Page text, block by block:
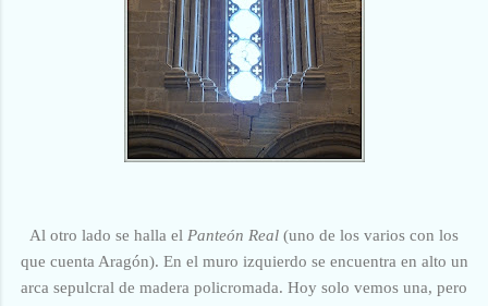
Al otro lado se halla el Panteón Real (uno de los varios con los
que cuenta Aragón). En el muro izquierdo se encuentra en alto un
arca sepulcral de madera policromada. Hoy solo vemos una, pero